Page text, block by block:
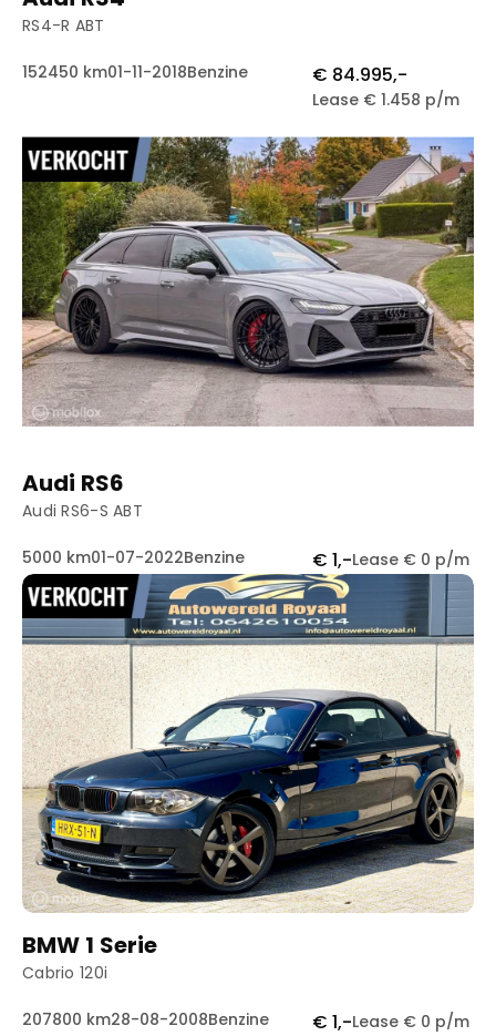
RS4-R ABT
152450 km01-11-2018Benzine € 84.995,-
Lease € 1.458 p/m
Audi RS6
Audi RS6-S ABT
5000 km01-07-2022Benzine € 1,-Lease € 0 p/m
BMW 1 Serie
Cabrio 120i
207800 km28-08-2008Benzine € 1,-Lease € 0 p/m